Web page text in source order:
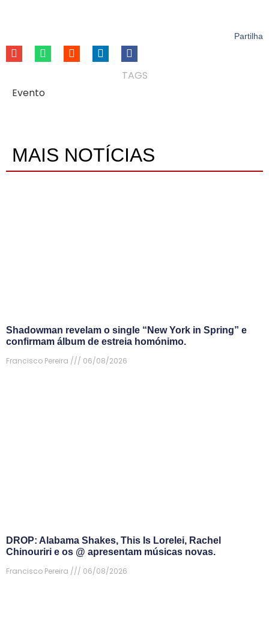
Partilha
TAGS
Evento
MAIS NOTÍCIAS
Shadowman revelam o single “New York in Spring” e
confirmam álbum de estreia homónimo.
Francisco Pereira
06/08/2026
DROP: Alabama Shakes, This Is Lorelei, Rachel
Chinouriri e os @ apresentam músicas novas.
Francisco Pereira
06/08/2026